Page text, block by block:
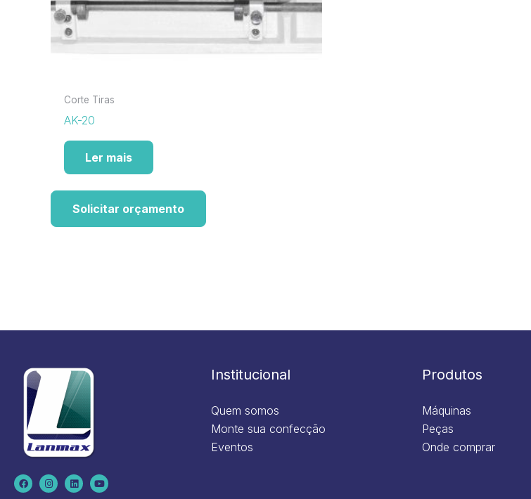
Corte Tiras
AK-20
Ler mais
Solicitar orçamento
F
a
c
I
n
s
L
i
n
Y
o
u
Institucional
Quem somos
Monte sua confecção
Eventos
Produtos
Máquinas
Peças
Onde comprar